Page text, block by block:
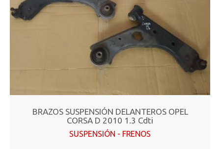
BRAZOS SUSPENSIÓN DELANTEROS OPEL
CORSA D 2010 1.3 Cdti
SUSPENSIÓN - FRENOS